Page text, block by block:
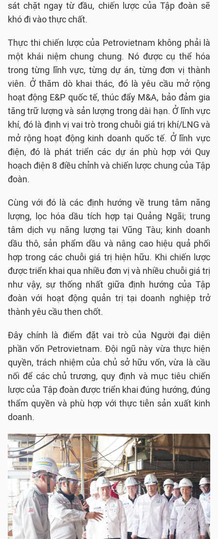
sát chặt ngay từ đầu, chiến lược của Tập đoàn sẽ
khó đi vào thực chất.
Thực thi chiến lược của Petrovietnam không phải là
một khái niệm chung chung. Nó được cụ thể hóa
trong từng lĩnh vực, từng dự án, từng đơn vị thành
viên. Ở thăm dò khai thác, đó là yêu cầu mở rộng
hoạt động E&P quốc tế, thúc đẩy M&A, bảo đảm gia
tăng trữ lượng và sản lượng trong dài hạn. Ở lĩnh vực
khí, đó là định vị vai trò trong chuỗi giá trị khí/LNG và
mở rộng hoạt động kinh doanh quốc tế. Ở lĩnh vực
điện, đó là phát triển các dự án phù hợp với Quy
hoạch điện 8 điều chỉnh và chiến lược chung của Tập
đoàn.
Cùng với đó là các định hướng về trung tâm năng
lượng, lọc hóa dầu tích hợp tại Quảng Ngãi; trung
tâm dịch vụ năng lượng tại Vũng Tàu; kinh doanh
dầu thô, sản phẩm dầu và nâng cao hiệu quả phối
hợp trong các chuỗi giá trị hiện hữu. Khi chiến lược
được triển khai qua nhiều đơn vị và nhiều chuỗi giá trị
như vậy, sự thống nhất giữa định hướng của Tập
đoàn với hoạt động quản trị tại doanh nghiệp trở
thành yêu cầu then chốt.
Đây chính là điểm đặt vai trò của Người đại diện
phần vốn Petrovietnam. Đội ngũ này vừa thực hiện
quyền, trách nhiệm của chủ sở hữu vốn, vừa là cầu
nối để các chủ trương, quy định và mục tiêu chiến
lược của Tập đoàn được triển khai đúng hướng, đúng
thẩm quyền và phù hợp với thực tiễn sản xuất kinh
doanh.